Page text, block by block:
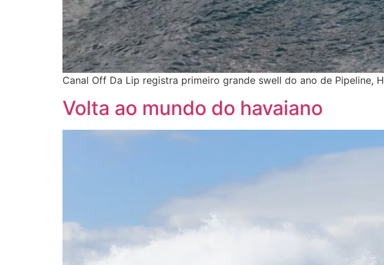
Canal Off Da Lip registra primeiro grande swell do ano de Pipeline,
Volta ao mundo do havaiano